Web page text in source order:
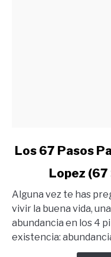
link
67
Pasos
Para
Los 67 Pasos
Lopez (67
Alguna vez te has
vivir la buena vida,
abundancia en los 4
existencia: